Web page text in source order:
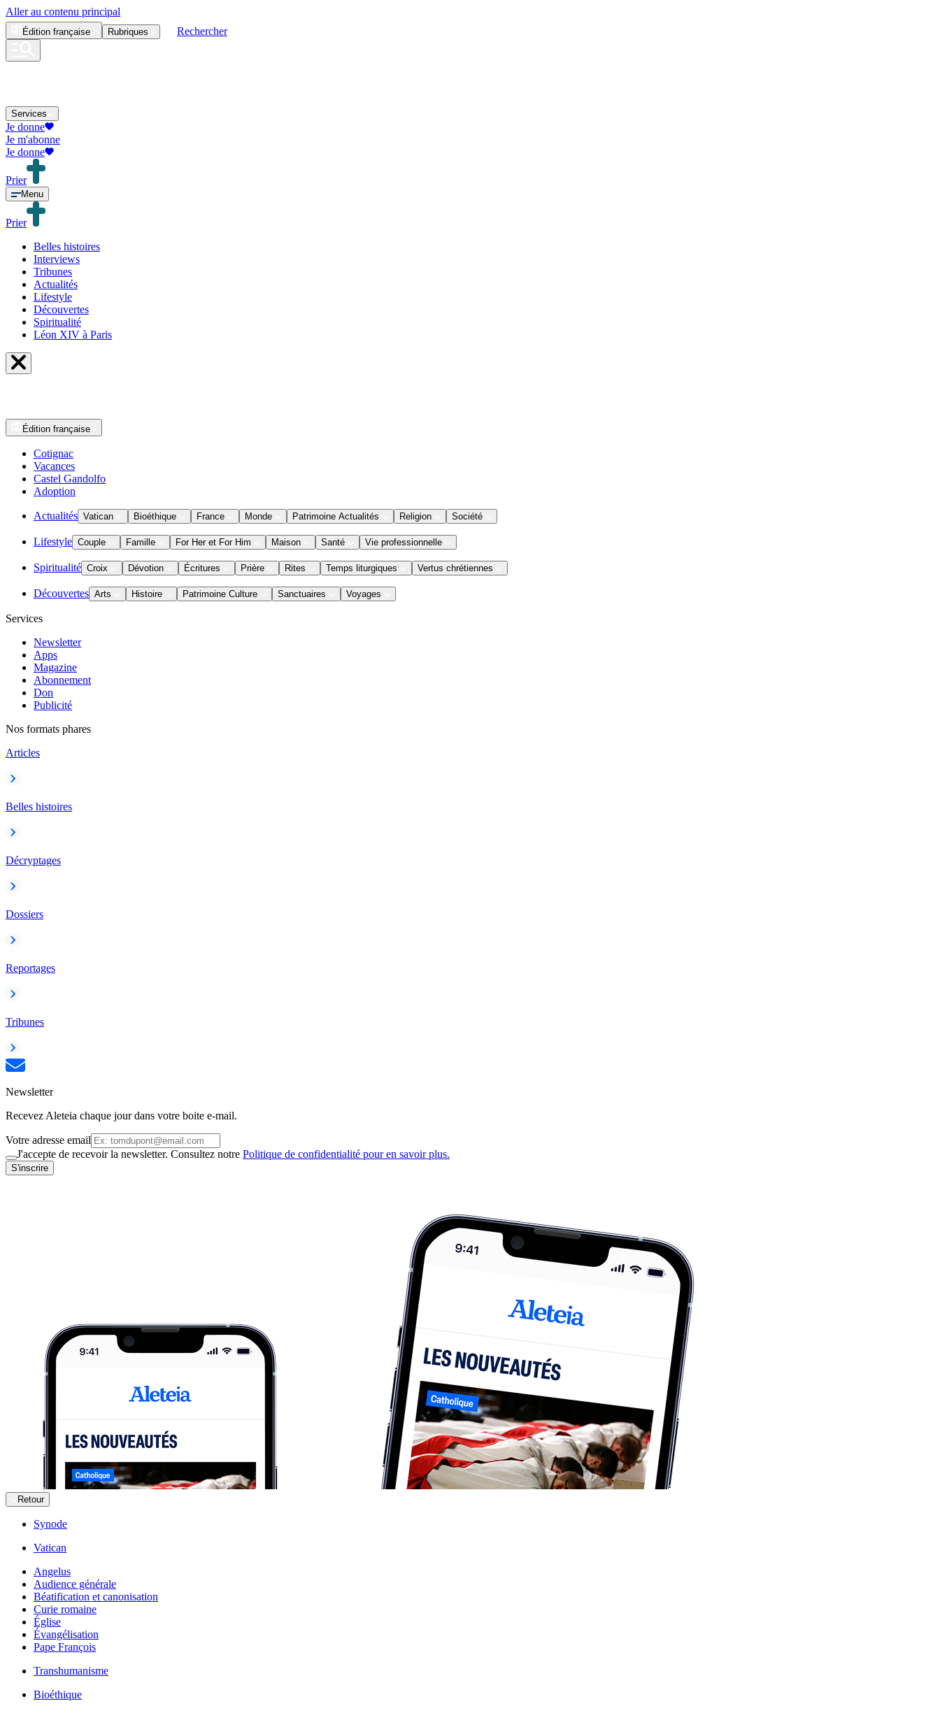
Aller au contenu principal
Édition française Rubriques Rechercher
Services
Je donne
Je m'abonne
Je donne
Prier
Menu
Prier
Belles histoires
Interviews
Tribunes
Actualités
Lifestyle
Découvertes
Spiritualité
Léon XIV à Paris
Édition française
Cotignac
Vacances
Castel Gandolfo
Adoption
Actualités Vatican Bioéthique France Monde Patrimoine Actualités Religion Société
Lifestyle Couple Famille For Her et For Him Maison Santé Vie professionnelle
Spiritualité Croix Dévotion Écritures Prière Rites Temps liturgiques Vertus chrétiennes
Découvertes Arts Histoire Patrimoine Culture Sanctuaires Voyages
Services
Newsletter
Apps
Magazine
Abonnement
Don
Publicité
Nos formats phares
Articles
Belles histoires
Décryptages
Dossiers
Reportages
Tribunes
Newsletter
Recevez Aleteia chaque jour dans votre boite e-mail.
Votre adresse email
J'accepte de recevoir la newsletter. Consultez notre Politique de confidentialité pour en savoir plus.
S'inscrire
Retour
Synode
Vatican
Angelus
Audience générale
Béatification et canonisation
Curie romaine
Église
Évangélisation
Pape François
Transhumanisme
Bioéthique